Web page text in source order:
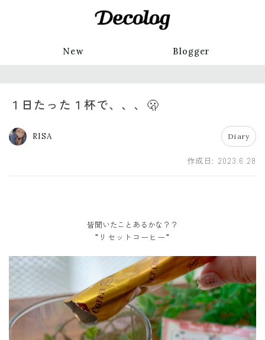
New Blogger
１日たった１杯で、、、🫢
RISA Diary
作成日: 2023.6.28
皆聞いたことあるかな？？
"リセットコーヒー"